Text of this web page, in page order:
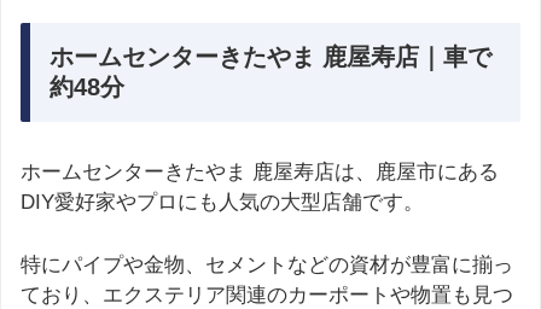
ホームセンターきたやま 鹿屋寿店｜車で
約48分
ホームセンターきたやま 鹿屋寿店は、鹿屋市にある
DIY愛好家やプロにも人気の大型店舗です。
特にパイプや金物、セメントなどの資材が豊富に揃っ
ており、エクステリア関連のカーポートや物置も見つ